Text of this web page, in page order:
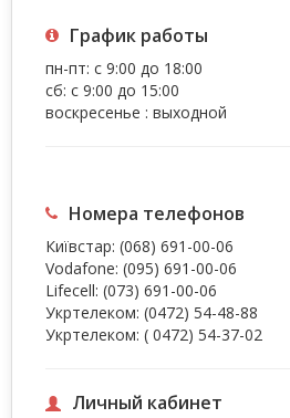
График работы
пн-пт: с 9:00 до 18:00
сб: с 9:00 до 15:00
воскресенье : выходной
Номера телефонов
Київстар: (068) 691-00-06
Vodafone: (095) 691-00-06
Lifecell: (073) 691-00-06
Укртелеком: (0472) 54-48-88
Укртелеком: ( 0472) 54-37-02
Личный кабинет